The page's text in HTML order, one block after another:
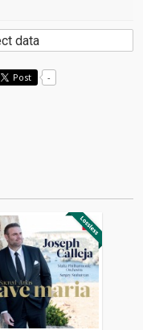
data
Post -